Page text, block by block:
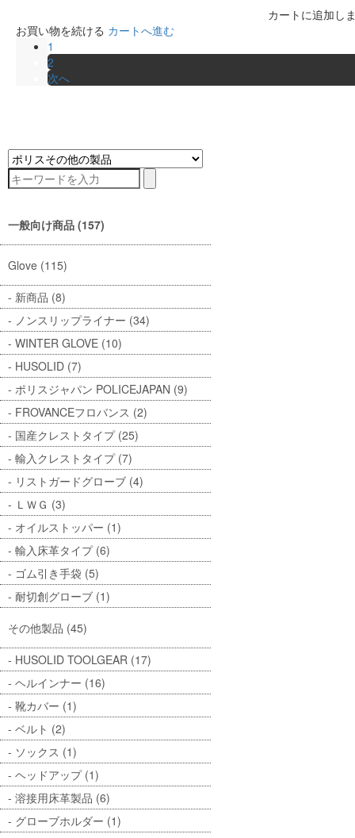
カートに追加し
お買い物を続ける カートへ進む
1
2
次へ
一般向け商品 (157)
Glove (115)
新商品 (8)
ノンスリップライナー (34)
WINTER GLOVE (10)
HUSOLID (7)
ポリスジャパン POLICEJAPAN (9)
FROVANCEフロバンス (2)
国産クレストタイプ (25)
輸入クレストタイプ (7)
リストガードグローブ (4)
ＬＷＧ (3)
オイルストッパー (1)
輸入床革タイプ (6)
ゴム引き手袋 (5)
耐切創グローブ (1)
その他製品 (45)
HUSOLID TOOLGEAR (17)
ヘルインナー (16)
靴カバー (1)
ベルト (2)
ソックス (1)
ヘッドアップ (1)
溶接用床革製品 (6)
グローブホルダー (1)